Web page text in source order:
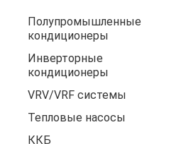
Полупромышленные
кондиционеры
Инверторные
кондиционеры
VRV/VRF системы
Тепловые насосы
ККБ